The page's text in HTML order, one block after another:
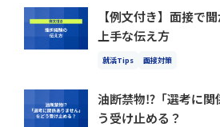
【例文付き】面接で
上手な伝え方
就活Tips 面接対策
油断禁物⁉「選考に関
う受け止める？